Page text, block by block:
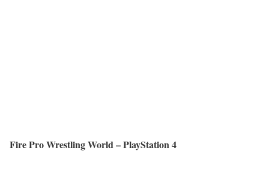
Fire Pro Wrestling World – PlayStation 4